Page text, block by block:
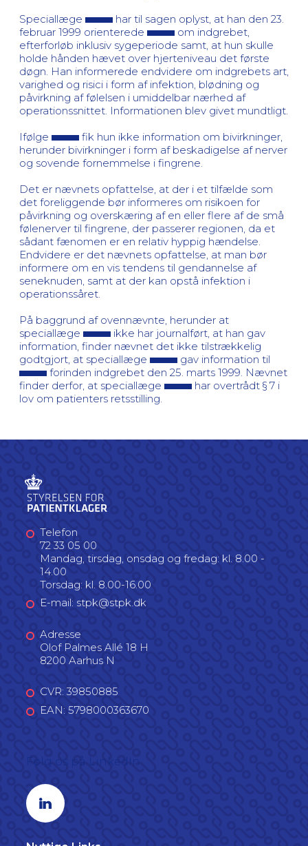
Speciallæge
har til sagen oplyst, at han den 23.
februar 1999 orienterede
om indgrebet,
efterforløb inklusiv sygeperiode samt, at hun skulle
holde hånden hævet over hjerteniveau det første
døgn. Han informerede endvidere om indgrebets art,
varighed og risici i form af infektion, blødning og
påvirkning af følelsen i umiddelbar nærhed af
operationssnittet. Informationen blev givet mundtligt.
Ifølge
fik hun ikke information om bivirkninger,
herunder bivirkninger i form af beskadigelse af nerver
og sovende fornemmelse i fingrene.
Det er nævnets opfattelse, at der i et tilfælde som
det foreliggende bør informeres om risikoen for
påvirkning og overskæring af en eller flere af de små
følenerver til fingrene, der passerer regionen, da et
sådant fænomen er en relativ hyppig hændelse.
Endvidere er det nævnets opfattelse, at man bør
informere om en vis tendens til gendannelse af
seneknuden, samt at der kan opstå infektion i
operationssåret.
På baggrund af ovennævnte, herunder at
speciallæge
ikke har journalført, at han gav
information, finder nævnet det ikke tilstrækkelig
godtgjort, at speciallæge
gav information til
forinden indgrebet den 25. marts 1999. Nævnet
finder derfor, at speciallæge
har overtrådt § 7 i
lov om patienters retsstilling.
Telefon
72 33 05 00
Mandag, tirsdag, onsdag og fredag: kl. 8.00 -
14.00
Torsdag: kl. 8.00-16.00
E-mail: stpk@stpk.dk
Adresse
Olof Palmes Allé 18 H
8200 Aarhus N
CVR: 39850885
EAN: 5798000363670
Linkedin profil